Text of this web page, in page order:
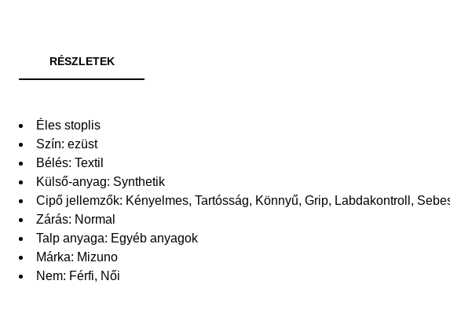
RÉSZLETEK
Éles stoplis
Szín: ezüst
Bélés: Textil
Külső-anyag: Synthetik
Cipő jellemzők: Kényelmes, Tartósság, Könnyű, Grip, Labdakontroll,
Zárás: Normal
Talp anyaga: Egyéb anyagok
Márka: Mizuno
Nem: Férfi, Női